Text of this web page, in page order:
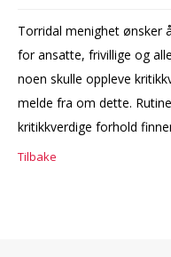
KONTAKT
KALENDER
Torridal menighet ønsker
for ansatte, frivillige og
noen skulle oppleve
melde fra om dette.
kritikkverdige forhold
Tilbake